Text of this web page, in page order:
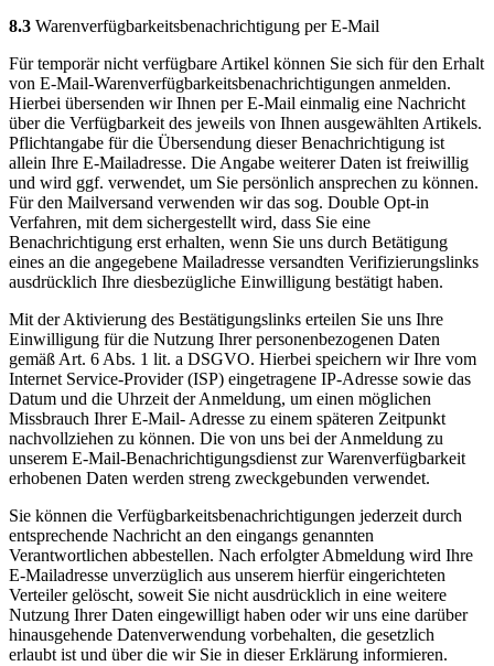
8.3 Warenverfügbarkeitsbenachrichtigung per E-Mail
Für temporär nicht verfügbare Artikel können Sie sich für den Erhalt
von E-Mail-Warenverfügbarkeitsbenachrichtigungen anmelden.
Hierbei übersenden wir Ihnen per E-Mail einmalig eine Nachricht
über die Verfügbarkeit des jeweils von Ihnen ausgewählten Artikels.
Pflichtangabe für die Übersendung dieser Benachrichtigung ist
allein Ihre E-Mailadresse. Die Angabe weiterer Daten ist freiwillig
und wird ggf. verwendet, um Sie persönlich ansprechen zu können.
Für den Mailversand verwenden wir das sog. Double Opt-in
Verfahren, mit dem sichergestellt wird, dass Sie eine
Benachrichtigung erst erhalten, wenn Sie uns durch Betätigung
eines an die angegebene Mailadresse versandten Verifizierungslinks
ausdrücklich Ihre diesbezügliche Einwilligung bestätigt haben.
Mit der Aktivierung des Bestätigungslinks erteilen Sie uns Ihre
Einwilligung für die Nutzung Ihrer personenbezogenen Daten
gemäß Art. 6 Abs. 1 lit. a DSGVO. Hierbei speichern wir Ihre vom
Internet Service-Provider (ISP) eingetragene IP-Adresse sowie das
Datum und die Uhrzeit der Anmeldung, um einen möglichen
Missbrauch Ihrer E-Mail- Adresse zu einem späteren Zeitpunkt
nachvollziehen zu können. Die von uns bei der Anmeldung zu
unserem E-Mail-Benachrichtigungsdienst zur Warenverfügbarkeit
erhobenen Daten werden streng zweckgebunden verwendet.
Sie können die Verfügbarkeitsbenachrichtigungen jederzeit durch
entsprechende Nachricht an den eingangs genannten
Verantwortlichen abbestellen. Nach erfolgter Abmeldung wird Ihre
E-Mailadresse unverzüglich aus unserem hierfür eingerichteten
Verteiler gelöscht, soweit Sie nicht ausdrücklich in eine weitere
Nutzung Ihrer Daten eingewilligt haben oder wir uns eine darüber
hinausgehende Datenverwendung vorbehalten, die gesetzlich
erlaubt ist und über die wir Sie in dieser Erklärung informieren.